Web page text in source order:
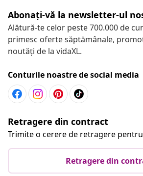
Abonați-vă la newsletter-ul
Alătură-te celor peste 700.000 de
primesc oferte săptămânale,
noutăți de la vidaXL.
Conturile noastre de social media
Retragere din contract
Trimite o cerere de retragere
Retragere din